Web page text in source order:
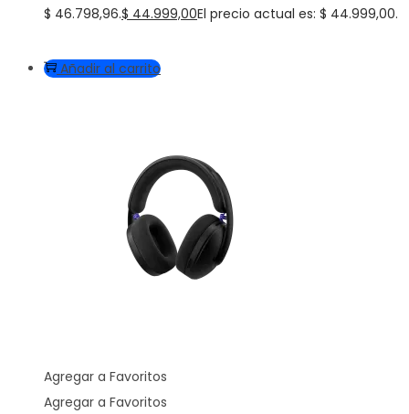
$ 46.798,96.$ 44.999,00El precio actual es: $ 44.999,00.
Añadir al carrito
Agregar a Favoritos
Agregar a Favoritos